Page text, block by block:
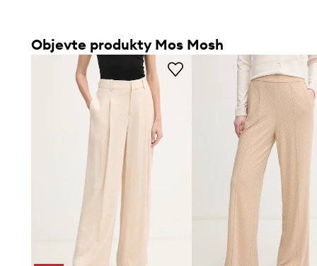
Objevte produkty Mos Mosh